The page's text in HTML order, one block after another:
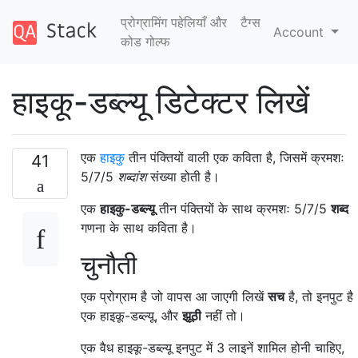
प्रोग्रामिंग पहेलियाँ और
कोड गोल्फ
टैग्‍स
Account
हाइकू-डब्ल्यू डिटेक्टर लिखें
41 एकहाइकुतीन पंक्तियों वाली एक कविता है, जिसमें क्रमशः
5/7/5 शब्दांशसंख्या होती है।
एकहाइकु-डब्ल्यूतीन पंक्तियों के साथ क्रमशः 5/7/5शब्द
गणना के साथ कविता है।
चुनौती
एक प्रोग्राम है जो वापस आ जाएगी लिखेंसचहै, तो इनपुट है
एक हाइकू-डब्ल्यू, औरझूठीनहीं तो।
एक वैध हाइकू-डब्ल्यू इनपुट में 3 लाइनें शामिल होनी चाहिए,